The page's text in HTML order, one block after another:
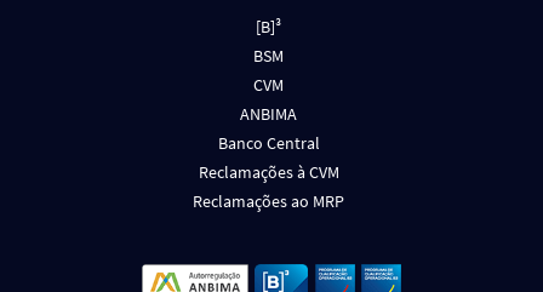
[B]³
BSM
CVM
ANBIMA
Banco Central
Reclamações à CVM
Reclamações ao MRP